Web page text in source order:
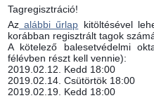
Tagregisztráció!
Az alábbi űrlap kitöltésével
korábban regisztrált tagok
​A kötelező balesetvédelmi
félévben részt kell vennie):
​2019.02.12. Kedd 18:00
2019.02.14. Csütörtök 18:00
2019.02.19. Kedd 18:00